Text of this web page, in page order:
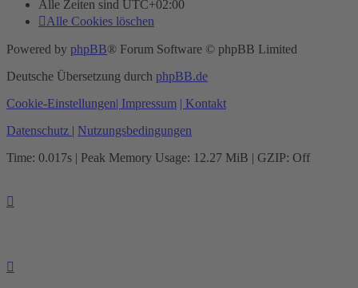
Alle Zeiten sind UTC+02:00
Alle Cookies löschen
Powered by phpBB® Forum Software © phpBB Limited
Deutsche Übersetzung durch phpBB.de
Cookie-Einstellungen| Impressum | Kontakt
Datenschutz | Nutzungsbedingungen
Time: 0.017s | Peak Memory Usage: 12.27 MiB | GZIP: Off